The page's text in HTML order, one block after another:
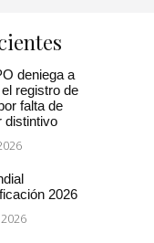
deniega a
registro de
falta de
distintivo
2026